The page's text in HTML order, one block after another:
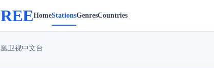
HomeStationsGenresCountries
卫视中文台